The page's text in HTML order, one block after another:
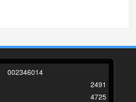
002346014
2491
4725